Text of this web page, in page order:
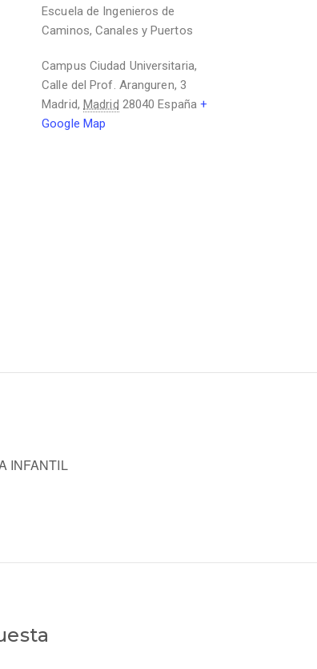
Escuela de Ingenieros de
Caminos, Canales y Puertos
Campus Ciudad Universitaria,
Calle del Prof. Aranguren, 3
Madrid, Madrid 28040 España +
Google Map
INFANTIL